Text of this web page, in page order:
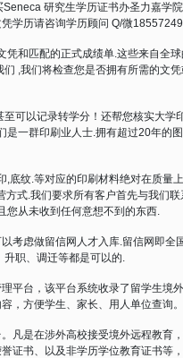
研究生学历证书办圣力嘉学院
学历请咨询学历顾问 Q/微
和匹配的正式成绩单.这些来自全
,我们将检查您是否拥有所需的文
可以记录转学分！还帮您核实大学
一群印刷业人士.拥有超过20年的
底纹.等对应的印刷材料绝对在质量
式.我们要求所有客户首先与我们
您从未收到任何意想不到的东西.
考虑做留信网人才入库.留信网即全
职、调迁等都是可以的.
平台，该平台系统收录了留学生境
，方便学生、家长、用人单位查询。
凡是在涉外高校接受境外远程教育
证书、以及非学历学位教育证书等